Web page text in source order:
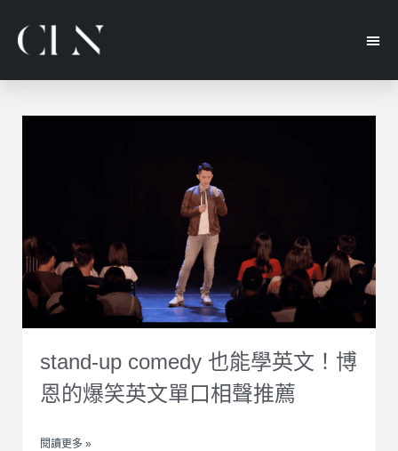
stand-up comedy 也能學英文！博
恩的爆笑英文單口相聲推薦
閱讀更多 »